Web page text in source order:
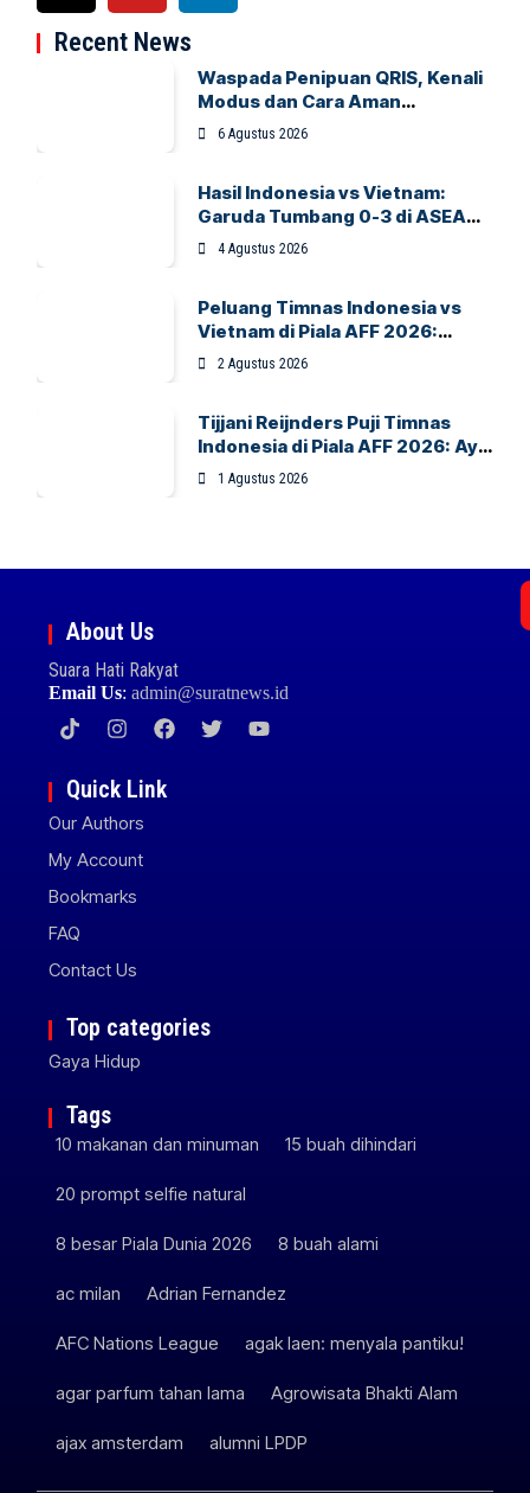
Recent News
Waspada Penipuan QRIS, Kenali
Modus dan Cara Aman
Bertransaksi
6 Agustus 2026
Hasil Indonesia vs Vietnam:
Garuda Tumbang 0-3 di ASEAN
Hyundai Cup 2026
4 Agustus 2026
Peluang Timnas Indonesia vs
Vietnam di Piala AFF 2026:
Garuda Bidik Tiket Semifinal di
Pakansari
2 Agustus 2026
Tijjani Reijnders Puji Timnas
Indonesia di Piala AFF 2026: Ayo
Indonesia!
1 Agustus 2026
About Us
Suara Hati Rakyat
Email Us:admin@suratnews.id
Quick Link
Our Authors
My Account
Bookmarks
FAQ
Contact Us
Top categories
Gaya Hidup
Tags
10 makanan dan minuman 15 buah dihindari
20 prompt selfie natural
8 besar Piala Dunia 2026 8 buah alami
ac milan Adrian Fernandez
AFC Nations League agak laen: menyala pantiku!
agar parfum tahan lama Agrowisata Bhakti Alam
ajax amsterdam alumni LPDP